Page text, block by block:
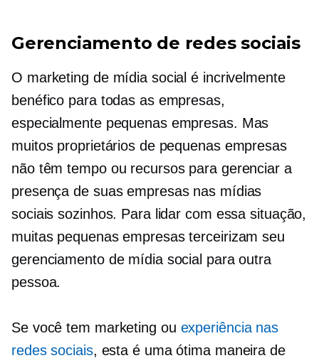
Gerenciamento de redes sociais
O marketing de mídia social é incrivelmente
benéfico para todas as empresas,
especialmente pequenas empresas. Mas
muitos proprietários de pequenas empresas
não têm tempo ou recursos para gerenciar a
presença de suas empresas nas mídias
sociais sozinhos. Para lidar com essa situação,
muitas pequenas empresas terceirizam seu
gerenciamento de mídia social para outra
pessoa.
Se você tem marketing ou experiência nas
redes sociais, esta é uma ótima maneira de